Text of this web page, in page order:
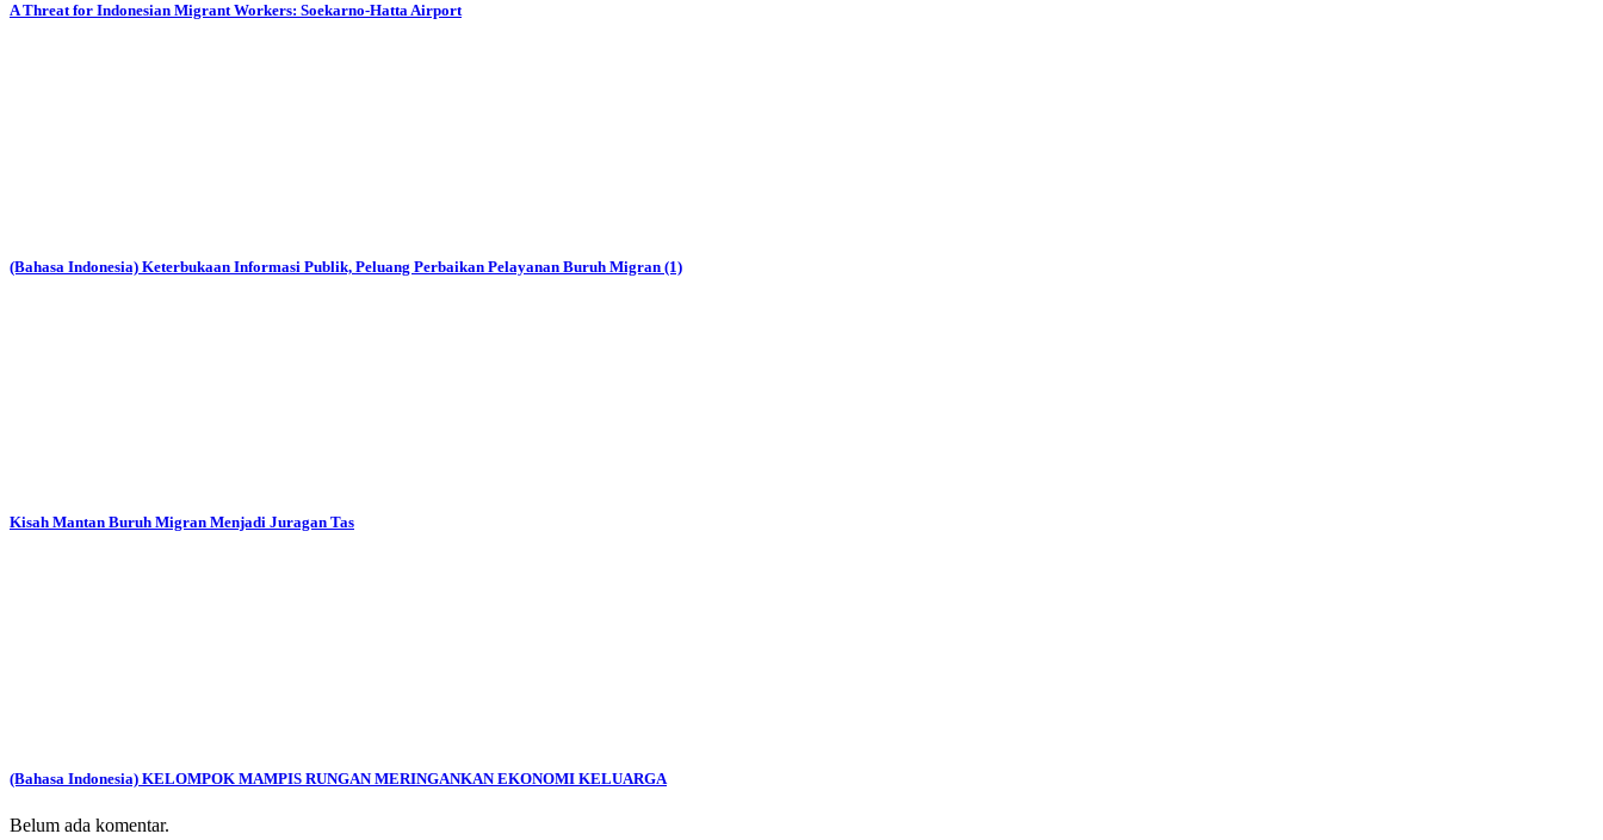
A Threat for Indonesian Migrant Workers: Soekarno-Hatta Airport
(Bahasa Indonesia) Keterbukaan Informasi Publik, Peluang Perbaikan Pelayanan Buruh Migran (1)
Kisah Mantan Buruh Migran Menjadi Juragan Tas
(Bahasa Indonesia) KELOMPOK MAMPIS RUNGAN MERINGANKAN EKONOMI KELUARGA
Belum ada komentar.